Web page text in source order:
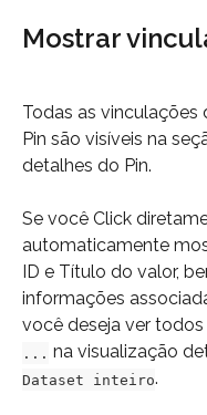
Mostrar
Todas as vinculações
Pin são visíveis na
detalhes do Pin.
Se você Click
automaticamente
ID e Título do valor,
informações
você deseja ver
... na visualização
Dataset inteiro.